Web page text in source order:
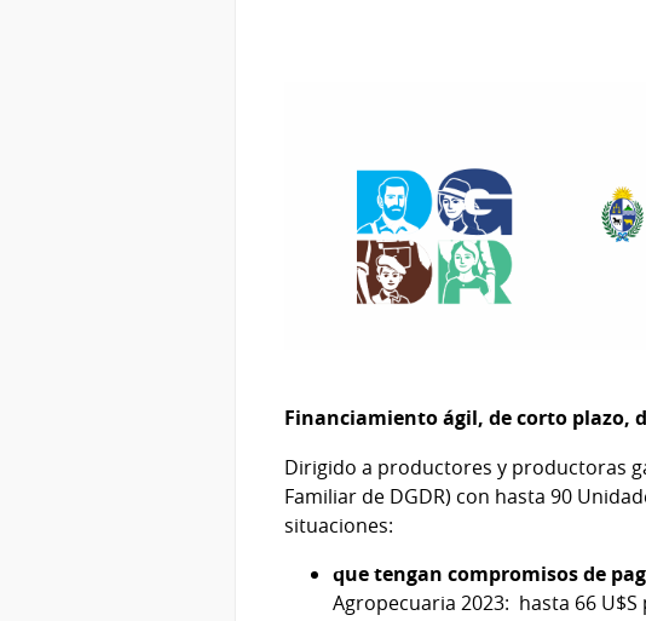
Financiamiento ágil, de corto plazo,
Dirigido a productores y productoras
Familiar de DGDR) con hasta 90
situaciones:
que tengan compromisos de
Agropecuaria 2023: hasta 66